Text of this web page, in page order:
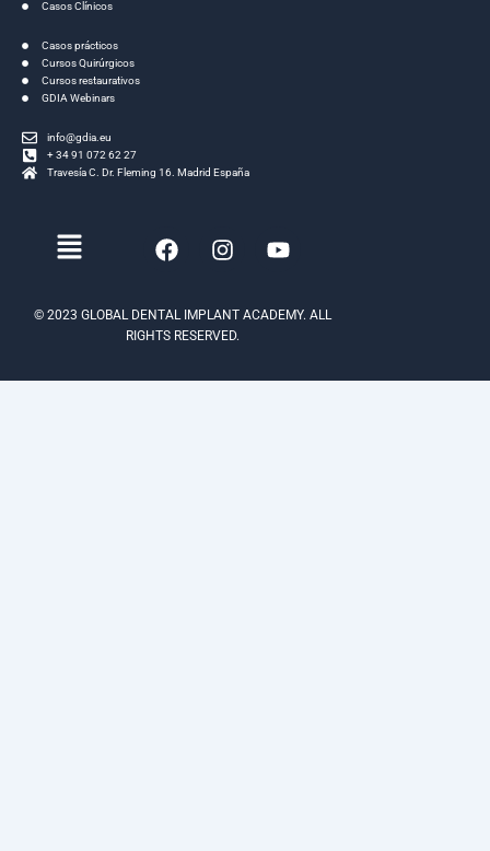
Casos Clínicos
Casos prácticos
Cursos Quirúrgicos
Cursos restaurativos
GDIA Webinars
info@gdia.eu
+ 34 91 072 62 27
Travesía C. Dr. Fleming 16. Madrid España
Menú
F
a
e
b
o
I
n
t
a
r
Y
o
t
u
e
© 2023 GLOBAL DENTAL IMPLANT ACADEMY. ALL
RIGHTS RESERVED.